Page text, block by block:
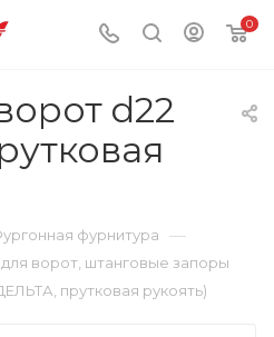
0
d22
фурнитура —
ворот, штанговые запоры
прутковая рукоять)